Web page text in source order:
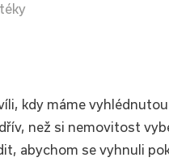
kdy máme
než si nemovitost
abychom se vyhnuli